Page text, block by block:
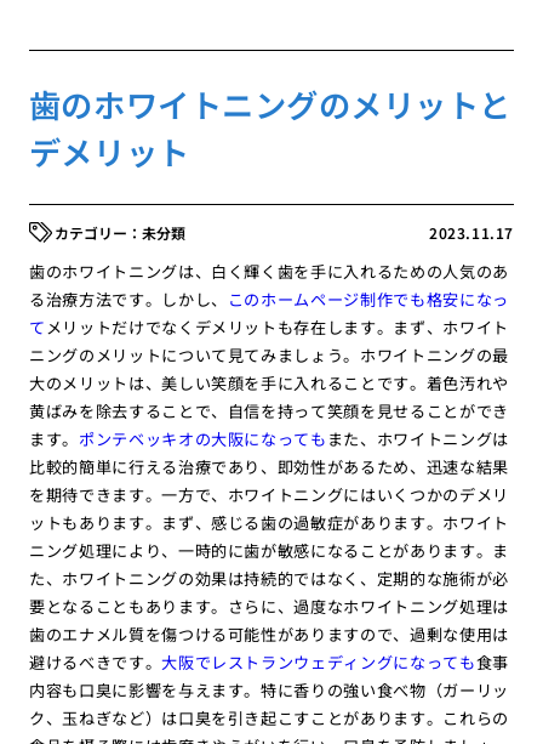
歯のホワイトニングのメリットと
デメリット
2023.11.17
未分類
歯のホワイトニングは、白く輝く歯を手に入れるための人気のあ
る治療方法です。しかし、 このホームページ制作でも格安になっ
てメリットだけでなくデメリットも存在します。まず、ホワイト
ニングのメリットについて見てみましょう。ホワイトニングの最
大のメリットは、美しい笑顔を手に入れることです。着色汚れや
黄ばみを除去することで、自信を持って笑顔を見せることができ
ます。 ポンテベッキオの大阪になっても また、ホワイトニングは
比較的簡単に行える治療であり、即効性があるため、迅速な結果
を期待できます。一方で、ホワイトニングにはいくつかのデメリ
ットもあります。まず、感じる歯の過敏症があります。ホワイト
ニング処理により、一時的に歯が敏感になることがあります。ま
た、ホワイトニングの効果は持続的ではなく、定期的な施術が必
要となることもあります。さらに、過度なホワイトニング処理は
歯のエナメル質を傷つける可能性がありますので、過剰な使用は
避けるべきです。大阪でレストランウェディングになっても食事
内容も口臭に影響を与えます。特に香りの強い食べ物（ガーリッ
ク、玉ねぎなど）は口臭を引き起こすことがあります。これらの